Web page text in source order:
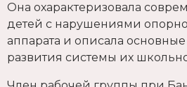
Она охарактеризовала
детей с нарушениями
аппарата и описала
развития системы их